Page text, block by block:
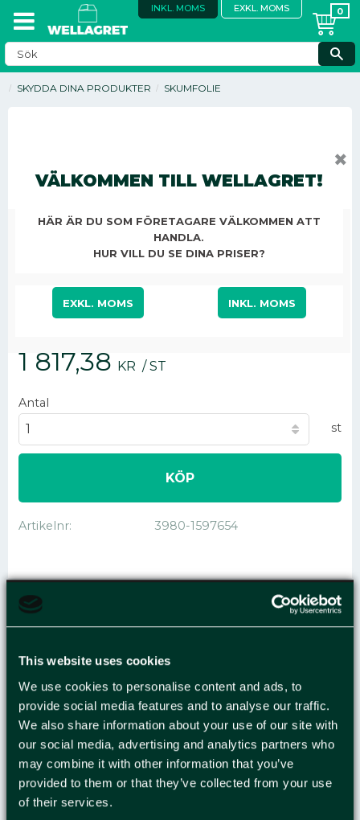
This website uses cookies
We use cookies to personalise content and ads, to
provide social media features and to analyse our traffic.
We also share information about your use of our site with
our social media, advertising and analytics partners who
may combine it with other information that you’ve
provided to them or that they’ve collected from your use
of their services.
INKL. MOMS EXKL. MOMS
SKYDDA DINA PRODUKTER SKUMFOLIE
1 817,38 KR /ST
Antal
st
KÖP
Artikelnr 3980-1597654
SKUMFOLIE
Bra skydd för produkter mot slag, repor och
stötar. En otroligt lätt produkt med goda
isoleringsegenskaper. Produkten är resistent mot
fukt och är lätt att använda.Produktfördelar: Bra
isoleringsförmåga. Dammfri. Motståndskraftig mot
fukt. Lätt produkt. Användning: Ytskydd för dina
produkter.
VÄLKOMMEN TILL WELLAGRET!
HÄR ÄR DU SOM FÖRETAGARE VÄLKOMMEN ATT
HANDLA.
HUR VILL DU SE DINA PRISER?
EXKL. MOMS INKL. MOMS
✖